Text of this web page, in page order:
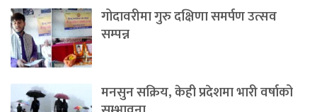
गोदावरीमा गुरु दक्षिणा समर्पण उत्सव
सम्पन्न
मनसुन सक्रिय, केही प्रदेशमा भारी वर्षाको